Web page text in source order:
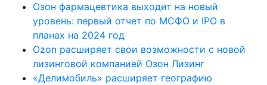
Озон фармацевтика выходит на новый
уровень: первый отчет по МСФО и IPO в
планах на 2024 год
Ozon расширяет свои возможности с новой
лизинговой компанией Озон Лизинг
«Делимобиль» расширяет географию